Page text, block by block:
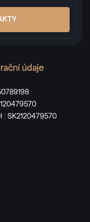
údaje
: SK2120479570